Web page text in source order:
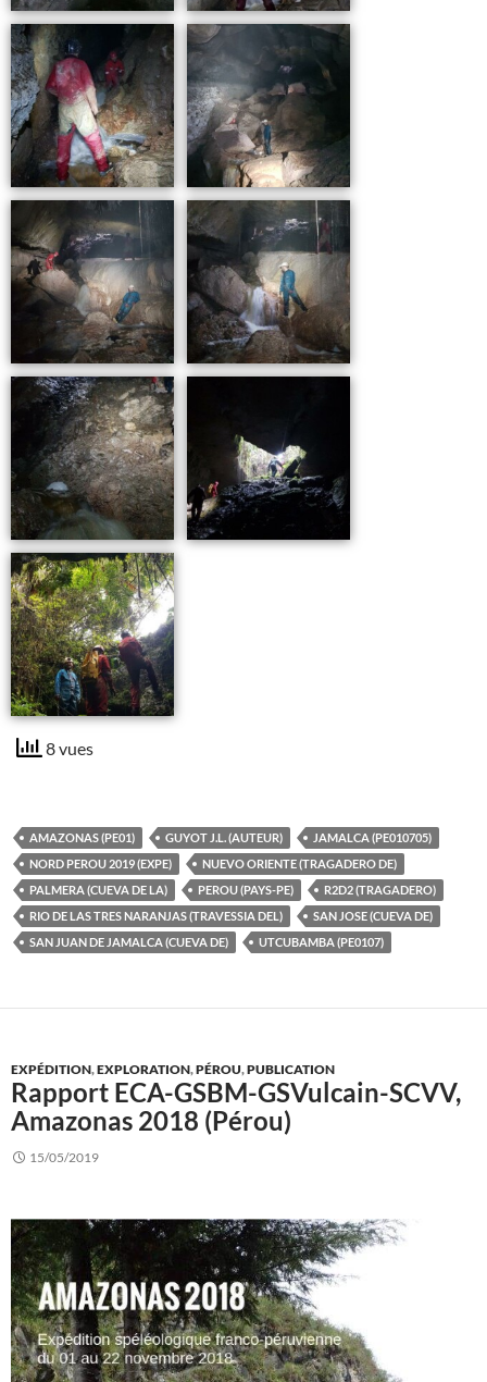
8 vues
AMAZONAS (PE01) GUYOT J.L. (AUTEUR)
JAMALCA (PE010705)
NORD PEROU 2019 (EXPE)
NUEVO ORIENTE (TRAGADERO DE)
PALMERA (CUEVA DE LA)
PEROU (PAYS-PE)
R2D2 (TRAGADERO)
RIO DE LAS TRES NARANJAS (TRAVESSIA DEL)
SAN JOSE (CUEVA DE)
SAN JUAN DE JAMALCA (CUEVA DE)
UTCUBAMBA (PE0107)
EXPÉDITION,EXPLORATION,PÉROU,PUBLICATION
Rapport ECA-GSBM-GSVulcain-SCVV,
Amazonas 2018 (Pérou)
15/05/2019